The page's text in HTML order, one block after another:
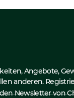
Angebote,
anderen.
Newsletter von